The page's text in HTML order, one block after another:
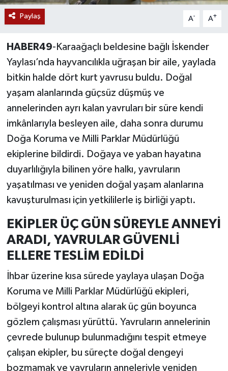
Paylaş A- A+
HABER49-Karaağaçlı beldesine bağlı İskender
Yaylası’nda hayvancılıkla uğraşan bir aile, yaylada
bitkin halde dört kurt yavrusu buldu. Doğal
yaşam alanlarında güçsüz düşmüş ve
annelerinden ayrı kalan yavruları bir süre kendi
imkânlarıyla besleyen aile, daha sonra durumu
Doğa Koruma ve Milli Parklar Müdürlüğü
ekiplerine bildirdi. Doğaya ve yaban hayatına
duyarlılığıyla bilinen yöre halkı, yavruların
yaşatılması ve yeniden doğal yaşam alanlarına
kavuşturulması için yetkililerle iş birliği yaptı.
EKİPLER ÜÇ GÜN SÜREYLE ANNEYİ
ARADI, YAVRULAR GÜVENLİ
ELLERE TESLİM EDİLDİ
İhbar üzerine kısa sürede yaylaya ulaşan Doğa
Koruma ve Milli Parklar Müdürlüğü ekipleri,
bölgeyi kontrol altına alarak üç gün boyunca
gözlem çalışması yürüttü. Yavruların annelerinin
çevrede bulunup bulunmadığını tespit etmeye
çalışan ekipler, bu süreçte doğal dengeyi
bozmamak ve yavruların anneleriyle yeniden
Korkut
Malazgirt
Varto